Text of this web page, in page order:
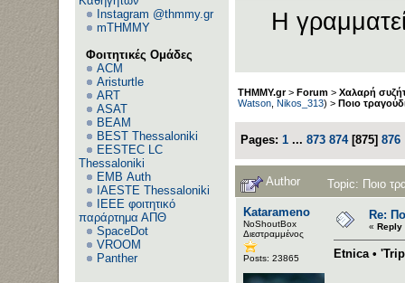
Instagram @thmmy.gr
mTHMMY
Φοιτητικές Ομάδες
ACM
Aristurtle
ART
ASAT
BEAM
BEST Thessaloniki
EESTEC LC
Thessaloniki
EΜΒ Auth
IAESTE Thessaloniki
IEEE φοιτητικό
παράρτημα ΑΠΘ
SpaceDot
VROOM
Panther
Η
THMMY.gr> Forum > Χαλαρή
Watson, Nikos_313) > Ποιο
Pages: 1 ... 873 874[875] 876
Author Topic: Ποιο
Katarameno
NoShoutBox
Διεστραμμένος
Posts: 23865
Re:
« Reply
Etnica •